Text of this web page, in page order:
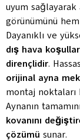
uyum sağlayarak
görünümünü
Dayanıklı ve
dış hava
dirençlidir.
orijinal ayna
montaj
Aynanın
kovanını
çözümü sunar.